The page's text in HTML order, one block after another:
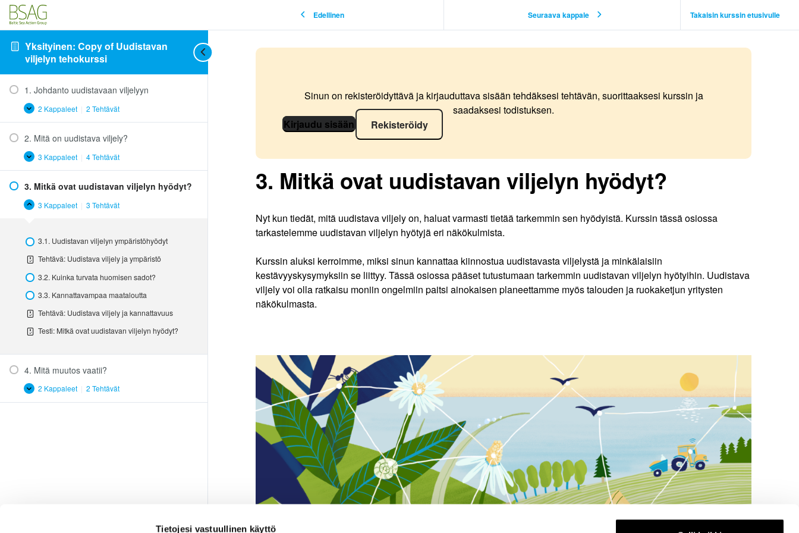
Tietojesi vastuullinen käyttö
Yksityinen: Copy of Uudistavan
viljelyn tehokurssi
1. Johdanto uudistavaan viljelyyn
Laajenna
1.
Johdanto
viljelyyn
2 Kappaleet | 2 Tehtävät
2. Mitä on uudistava viljely?
Laajenna
2.
Mitä
uudistava
3 Kappaleet | 4 Tehtävät
3. Mitkä ovat uudistavan viljelyn hyödyt?
Tiivistä
3.
uudistavan
viljelyn
hyödyt?
3 Kappaleet | 3 Tehtävät
3.1. Uudistavan viljelyn ympäristöhyödyt
Tehtävä: Uudistava viljely ja ympäristö
3.2. Kuinka turvata huomisen sadot?
3.3. Kannattavampaa maataloutta
Tehtävä: Uudistava viljely ja kannattavuus
Testi: Mitkä ovat uudistavan viljelyn hyödyt?
4. Mitä muutos vaatii?
Laajenna
4.
Mitä
2 Kappaleet | 2 Tehtävät
Edellinen Seuraava kappale Takaisin kurssin etusivulle
Sinun on rekisteröidyttävä ja kirjauduttava sisään tehdäksesi tehtävän, suorittaaksesi kurssin ja
saadaksesi todistuksen.
Kirjaudu sisään
Rekisteröidy
3. Mitkä ovat uudistavan viljelyn hyödyt?
Nyt kun tiedät, mitä uudistava viljely on, haluat varmasti tietää tarkemmin sen hyödyistä. Kurssin tässä osiossa
tarkastelemme uudistavan viljelyn hyötyjä eri näkökulmista.
Kurssin aluksi kerroimme, miksi sinun kannattaa kiinnostua uudistavasta viljelystä ja minkälaisiin
kestävyyskysymyksiin se liittyy. Tässä osiossa pääset tutustumaan tarkemmin uudistavan viljelyn hyötyihin. Uudistava
viljely voi olla ratkaisu moniin ongelmiin paitsi ainokaisen planeettamme myös talouden ja ruokaketjun yritysten
näkökulmasta.